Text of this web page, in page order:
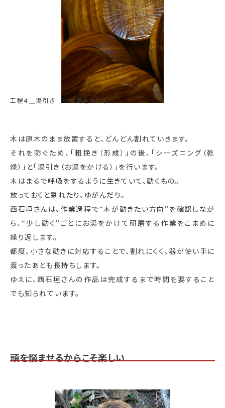
工程４＿湯引き ※お湯をかける
木は原木のまま放置すると、どんどん割れていきます。
それを防ぐため、「粗挽き（形成）」の後、「シーズニング（乾
燥）」と「湯引き（お湯をかける）」を行います。
木はまるで呼吸をするように生きていて、動くもの。
放っておくと割れたり、ゆがんだり。
西石垣さんは、作業過程で“木が動きたい方向”を確認しなが
ら、“少し動く”ごとにお湯をかけて研磨する作業をこまめに
繰り返します。
都度、小さな動きに対応することで、割れにくく、器が使い手に
渡ったあとも長持ちします。
ゆえに、西石垣さんの作品は完成するまで時間を要すること
でも知られています。
頭を悩ませるからこそ楽しい